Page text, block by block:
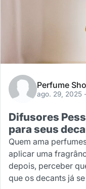
Perfume
ago. 29, 2025
Difusores
para seus
Quem ama
aplicar uma
depois, perceber
que os decants já